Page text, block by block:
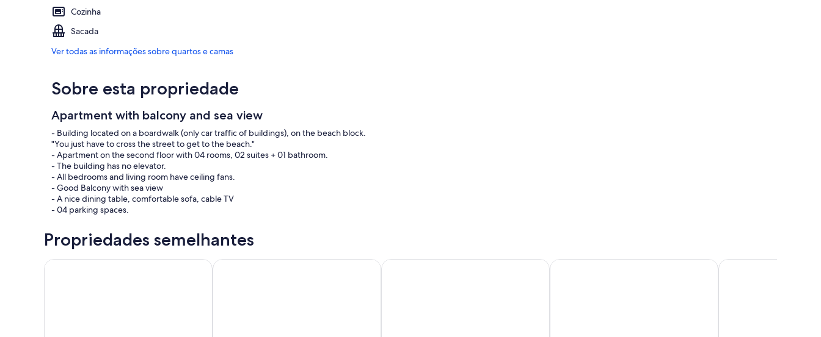
Cozinha
Sacada
Ver todas as informações sobre quartos e camas
Sobre esta propriedade
Apartment with balcony and sea view
- Building located on a boardwalk (only car traffic of buildings), on the beach block.
"You just have to cross the street to get to the beach."
- Apartment on the second floor with 04 rooms, 02 suites + 01 bathroom.
- The building has no elevator.
- All bedrooms and living room have ceiling fans.
- Good Balcony with sea view
- A nice dining table, comfortable sofa, cable TV
- 04 parking spaces.
Propriedades semelhantes
Astúrias Ap.Novo de Luxo 3 Dorms. Pé na AreiaOFERTA!! Disponível Pitangueiras-Apt. 190m2 c/3 qtos, 2 vagas, capac.-8 adultos.
Pitangueiras Bárbaro- 2 garagens - 150 metros da praia -Pé na areia e com a melhor localização de Praia Grande no
Confortável, ar cond.e